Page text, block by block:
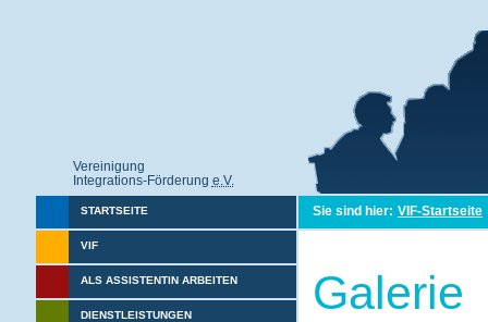
Vereinigung
Integrations-Förderung e.V.
STARTSEITE
VIF
ALS ASSISTENTIN ARBEITEN
DIENSTLEISTUNGEN
Sie sind hier: VIF-Startseite
Galerie